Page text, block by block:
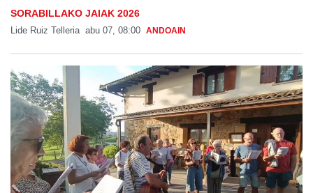
SORABILLAKO JAIAK 2026
Lide Ruiz Telleria abu 07, 08:00 ANDOAIN